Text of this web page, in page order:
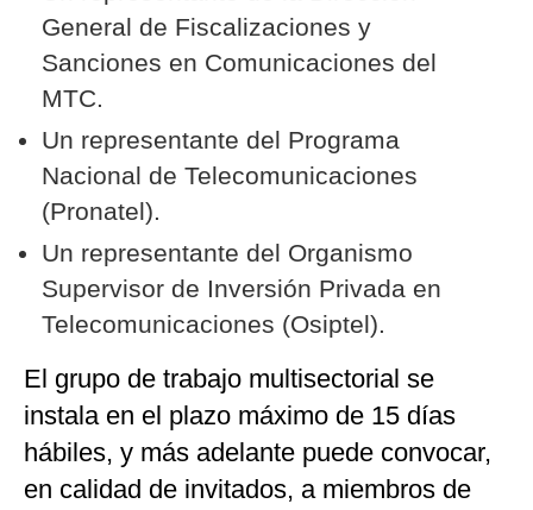
General de Fiscalizaciones y
Sanciones en Comunicaciones del
MTC.
Un representante del Programa
Nacional de Telecomunicaciones
(Pronatel).
Un representante del Organismo
Supervisor de Inversión Privada en
Telecomunicaciones (Osiptel).
El grupo de trabajo multisectorial se
instala en el plazo máximo de 15 días
hábiles, y más adelante puede convocar,
en calidad de invitados, a miembros de